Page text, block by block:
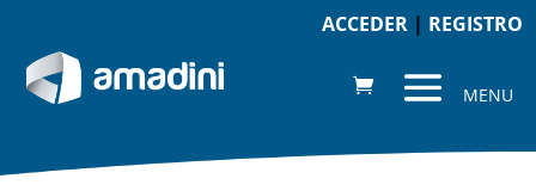
ACCEDER| REGISTRO